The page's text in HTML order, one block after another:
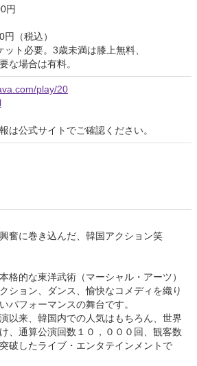
円
円（税込）
ト必要。3歳未満は膝上無料、
な場合は有料。
play/20
は公式サイトでご確認ください。
奮に巻き込んだ、韓国アクション笑
格的な東洋武術（マーシャル・アーツ）
ション、ダンス、愉快なコメディを織り
パフォーマンスの舞台です。
以来、韓国内での人気はもちろん、世界
、通算公演回数１０，０００回、観客数
破したライブ・エンタテインメントで